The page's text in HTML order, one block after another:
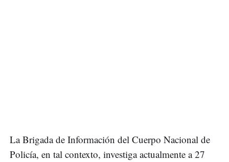
La Brigada de Información del Cuerpo Nacional de
Policía, en tal contexto, investiga actualmente a 27